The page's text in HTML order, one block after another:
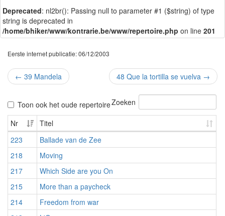
Deprecated: nl2br(): Passing null to parameter #1 ($string) of type
string is deprecated in
/home/bhiker/www/kontrarie.be/www/repertoire.php on line 201
Eerste internet publicatie: 06/12/2003
← 39 Mandela 48 Que la tortilla se vuelva →
Toon ook het oude repertoireZoeken
Nr
Titel
223
Ballade van de Zee
218
Moving
217
Which Side are you On
215
More than a paycheck
214
Freedom from war